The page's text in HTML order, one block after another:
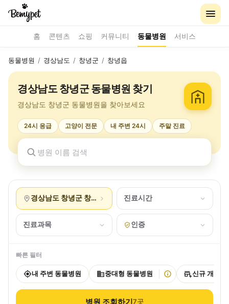
홈 콘텐츠 쇼핑 커뮤니티 동물병원 서비스
동물병원 / 경상남도 / 창녕군 / 창녕읍
경상남도 창녕군 동물병원 찾기
경상남도 창녕군 동물병원을 찾아보세요
24시 응급 고양이 전문 내 주변 24시 주말 진료
경상남도 창녕군 창녕읍 진료시간
진료과목 인증
빠른 필터
내 주변 동물병원 중대형 동물병원 신규 개원
병원 조회하기7곳